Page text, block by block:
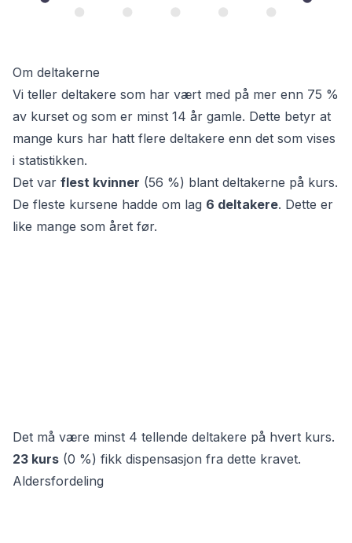
Om deltakerne
Vi teller deltakere som har vært med på mer enn 75 %
av kurset og som er minst 14 år gamle. Dette betyr at
mange kurs har hatt flere deltakere enn det som vises
i statistikken.
Det var flest kvinner (56 %) blant deltakerne på kurs.
De fleste kursene hadde om lag 6 deltakere. Dette er
like mange som året før.
Det må være minst 4 tellende deltakere på hvert kurs.
23 kurs (0 %) fikk dispensasjon fra dette kravet.
Aldersfordeling